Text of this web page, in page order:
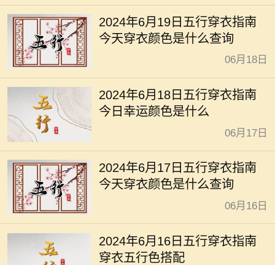
2024年6月19日五行穿衣指南
今天穿衣颜色是什么查询
06月18日
2024年6月18日五行穿衣指南
今日幸运颜色是什么
06月17日
2024年6月17日五行穿衣指南
今天穿衣颜色是什么查询
06月16日
2024年6月16日五行穿衣指南
穿衣五行色搭配